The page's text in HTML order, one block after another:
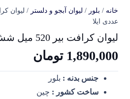
خانه / بلور / لیوان آبجو و دلستر
عددی ایلا
لیوان کرافت بیر 520 میل شش عددی ایلا
1,890,000 تومان
جنس بدنه : بلور
ساخت کشور : چین